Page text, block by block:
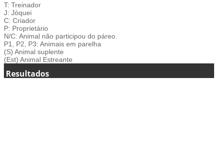
T: Treinador
J: Jóquei
C: Criador
P: Proprietário
N/C: Animal não participou do páreo.
P1, P2, P3: Animais em parelha
(S) Animal suplente
(Est) Animal Estreante
Resultados